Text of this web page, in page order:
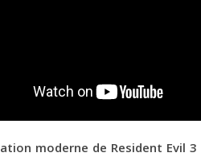
moderne de Resident Evil 3